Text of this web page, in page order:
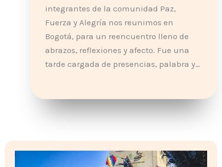
integrantes de la comunidad Paz,
Fuerza y Alegría nos reunimos en
Bogotá, para un reencuentro lleno de
abrazos, reflexiones y afecto. Fue una
tarde cargada de presencias, palabra y…